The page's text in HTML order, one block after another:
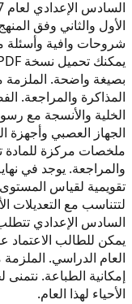
الأول والثاني وفق
شروحات وافية وأسئلة
بصيغة واضحة.
المذاكرة والمراجعة.
الخلية والأنسجة مع
الجهاز العصبي
ملخصات مركزة
والمراجعة. يوجد في
لتتناسب مع التعديلات
السادس الإعدادي
يمكن للطالب
إمكانية الطباعة.
الأحياء لهذا العام.